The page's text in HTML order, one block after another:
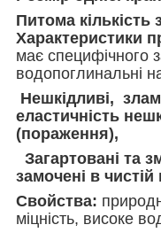
Питома кількість
Характеристики
має специфічного
водопоглинальні
Нешкідливі,
еластичність
(пораження),
Загартовані та
замочені в чистій
Свойства:
міцність, високе